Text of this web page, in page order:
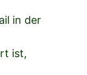
in der
ist,